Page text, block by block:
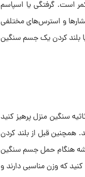
است. گرفتگی یا اسپاسم
و استرس‌های مختلفی
بلند کردن یک جسم سنگین
سنگین منزل پرهیز کنید
همچنین قبل از بلند کردن
هنگام حمل جسم سنگین
که وزن مناسبی دارند و